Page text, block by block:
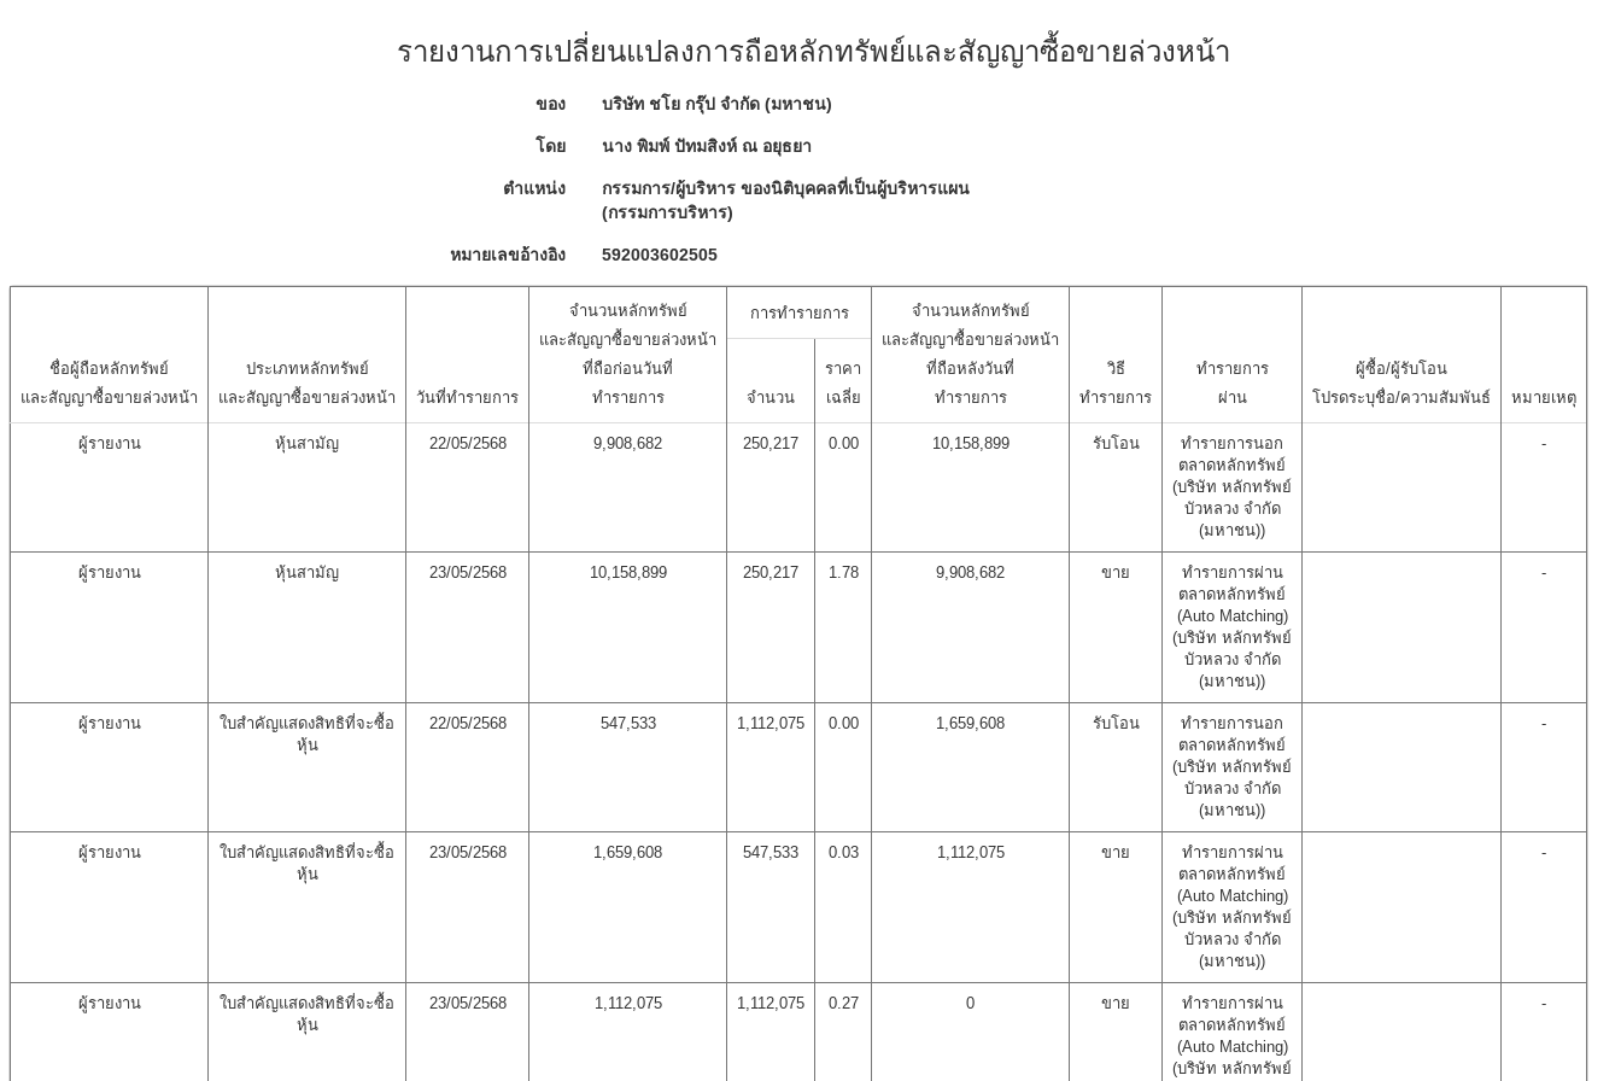
รายงานการเปลี่ยนแปลงการถือหลักทรัพย์และสัญญาซื้อขายล่วงหน้า
ของ บริษัท ชโย กรุ๊ป จำกัด (มหาชน)
โดย นาง พิมพ์ ปัทมสิงห์ ณ อยุธยา
ตำแหน่ง
กรรมการ/ผู้บริหาร ของนิติบุคคลที่เป็นผู้บริหารแผน
(กรรมการบริหาร)
หมายเลขอ้างอิง 592003602505
ชื่อผู้ถือหลักทรัพย์
และสัญญาซื้อขายล่วงหน้า
ประเภทหลักทรัพย์
และสัญญาซื้อขายล่วงหน้า
วันที่ทำรายการ
จำนวนหลักทรัพย์
และสัญญาซื้อขายล่วงหน้า
ที่ถือก่อนวันที่
ทำรายการ
การทำรายการ
จำนวนหลักทรัพย์
และสัญญาซื้อขายล่วงหน้า
ที่ถือหลังวันที่
ทำรายการ
วิธี
ทำรายการ
ทำรายการ
ผ่าน
ผู้ซื้อ/ผู้รับโอน
โปรดระบุชื่อ/ความสัมพันธ์
หมายเหตุ
จำนวน
ราคา
เฉลี่ย
ผู้รายงาน หุ้นสามัญ 22/05/2568 9,908,682 250,217 0.00 10,158,899 รับโอน
ทำรายการนอก
ตลาดหลักทรัพย์
(บริษัท หลักทรัพย์
บัวหลวง จำกัด
(มหาชน))
-
ผู้รายงาน หุ้นสามัญ 23/05/2568 10,158,899 250,217 1.78 9,908,682 ขาย
ทำรายการผ่าน
ตลาดหลักทรัพย์
(Auto Matching)
(บริษัท หลักทรัพย์
บัวหลวง จำกัด
(มหาชน))
-
ผู้รายงาน
ใบสำคัญแสดงสิทธิที่จะซื้อ
หุ้น
22/05/2568 547,533 1,112,075 0.00 1,659,608 รับโอน
ทำรายการนอก
ตลาดหลักทรัพย์
(บริษัท หลักทรัพย์
บัวหลวง จำกัด
(มหาชน))
-
ผู้รายงาน
ใบสำคัญแสดงสิทธิที่จะซื้อ
หุ้น
23/05/2568 1,659,608 547,533 0.03 1,112,075 ขาย
ทำรายการผ่าน
ตลาดหลักทรัพย์
(Auto Matching)
(บริษัท หลักทรัพย์
บัวหลวง จำกัด
(มหาชน))
-
ผู้รายงาน
ใบสำคัญแสดงสิทธิที่จะซื้อ
หุ้น
23/05/2568 1,112,075 1,112,075 0.27 0 ขาย
ทำรายการผ่าน
ตลาดหลักทรัพย์
(Auto Matching)
(บริษัท หลักทรัพย์
-